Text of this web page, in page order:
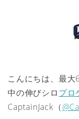
こんにちは、最
中の伸びシロ プロ
CaptainJack（